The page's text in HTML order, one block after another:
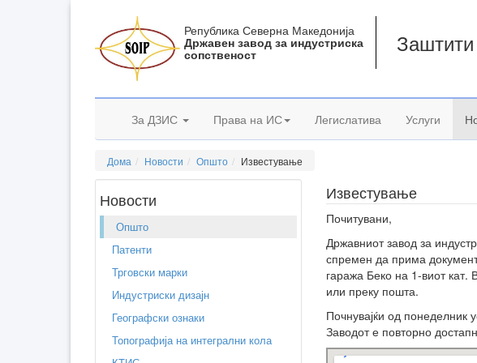
Република Северна Македонија
Државен завод за индустриска
сопственост Заштити
За ДЗИС Права на ИС Легислатива Услуги
Дома Новости Општо Известување
Новости
Општо
Патенти
Трговски марки
Индустриски дизајн
Географски ознаки
Топографија на интегрални кола
Известување
Почитувани,
Државниот завод за
спремен да прима
гаража Беко на 1-виот кат.
или преку пошта.
Почнувајќи од понеделник
Заводот е повторно